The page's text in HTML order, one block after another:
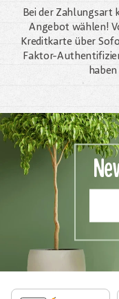
Bei der Zahlungsart
Angebot wählen!
Kreditkarte über
Faktor-